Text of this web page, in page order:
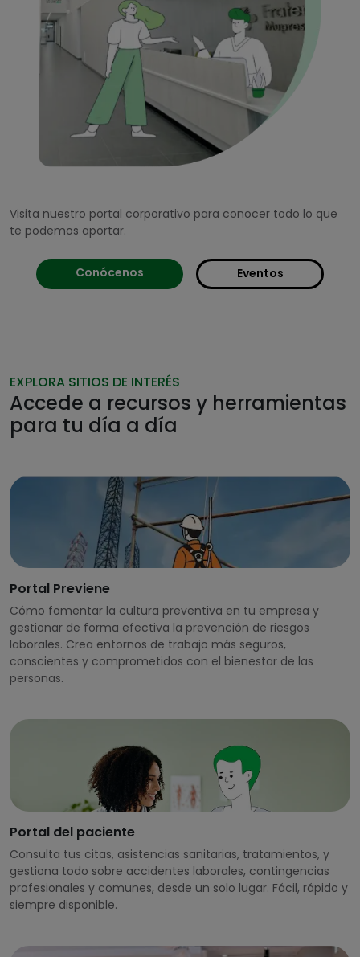
Visita nuestro portal corporativo para conocer todo lo que
te podemos aportar.
Conócenos Eventos
EXPLORA SITIOS DE INTERÉS
Accede a recursos y herramientas
para tu día a día
Portal Previene
Cómo fomentar la cultura preventiva en tu empresa y
gestionar de forma efectiva la prevención de riesgos
laborales. Crea entornos de trabajo más seguros,
conscientes y comprometidos con el bienestar de las
personas.
Portal del paciente
Consulta tus citas, asistencias sanitarias, tratamientos, y
gestiona todo sobre accidentes laborales, contingencias
profesionales y comunes, desde un solo lugar. Fácil, rápido y
siempre disponible.